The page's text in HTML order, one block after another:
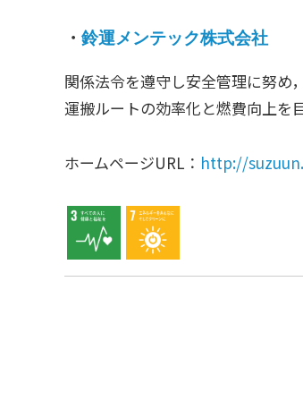
・ 鈴運メンテック株式会社
関係法令を遵守し安全管理に努め
運搬ルートの効率化と燃費向上を
ホームページURL： http://